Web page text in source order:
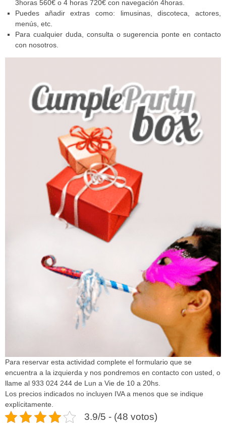
3horas 560€ o 4 horas 720€ con navegación 4horas.
Puedes añadir extras como: limusinas, discoteca, actores,
menús, etc.
Para cualquier duda, consulta o sugerencia ponte en contacto
con nosotros.
Para reservar esta actividad complete el formulario que se
encuentra a la izquierda y nos pondremos en contacto con usted, o
llame al 933 024 244 de Lun a Vie de 10 a 20hs.
Los precios indicados no incluyen IVA a menos que se indique
explícitamente.
3.9/5 - (48 votos)